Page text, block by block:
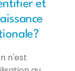
et
n'est